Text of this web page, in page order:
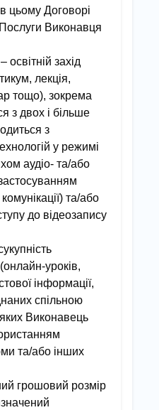
цьому Договорі
Виконавця
захід
лекція,
тощо), зокрема
з двох і більше
з
у режимі
аудіо- та/або
та/або
до відеозапису
уроків,
інформації,
спільною
Виконавець
та/або інших
грошовий розмір